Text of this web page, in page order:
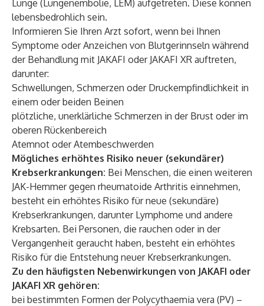
Lunge (Lungenembolie, LEM) aufgetreten. Diese können
lebensbedrohlich sein.
Informieren Sie Ihren Arzt sofort, wenn bei Ihnen
Symptome oder Anzeichen von Blutgerinnseln während
der Behandlung mit JAKAFI oder JAKAFI XR auftreten,
darunter:
Schwellungen, Schmerzen oder Druckempfindlichkeit in
einem oder beiden Beinen
plötzliche, unerklärliche Schmerzen in der Brust oder im
oberen Rückenbereich
Atemnot oder Atembeschwerden
Mögliches erhöhtes Risiko neuer (sekundärer)
Krebserkrankungen: Bei Menschen, die einen weiteren
JAK-Hemmer gegen rheumatoide Arthritis einnehmen,
besteht ein erhöhtes Risiko für neue (sekundäre)
Krebserkrankungen, darunter Lymphome und andere
Krebsarten. Bei Personen, die rauchen oder in der
Vergangenheit geraucht haben, besteht ein erhöhtes
Risiko für die Entstehung neuer Krebserkrankungen.
Zu den häufigsten Nebenwirkungen von JAKAFI oder
JAKAFI XR gehören:
bei bestimmten Formen der Polycythaemia vera (PV) –